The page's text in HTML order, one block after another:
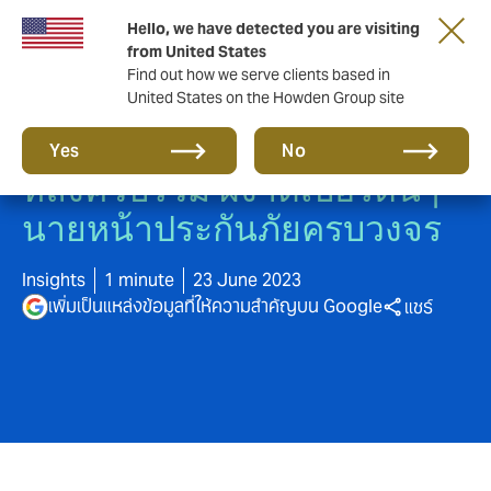
Hello, we have detected you are visiting
from United States
Find out how we serve clients based in
United States on the Howden Group site
Yes No
ฮาวเด้น แมกซี่ อินชัวรันส์ ลั่น
หลังควบรวม ผงาดเบอร์ต้นๆ
นายหน้าประกันภัยครบวงจร
Insights 1 minute
23 June 2023
เพิ่มเป็นแหล่งข้อมูลที่ให้ความสำคัญบน Google
แชร์